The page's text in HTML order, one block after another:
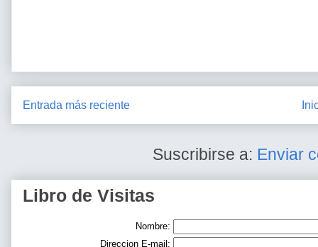
Entrada más reciente
Suscribirse a: Enviar
Libro de Visitas
Nombre:
Direccion E-mail: